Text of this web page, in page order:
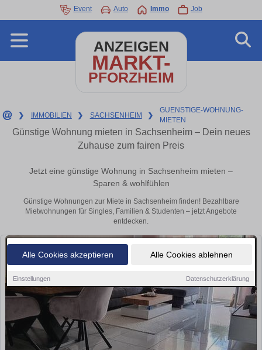
Alle Cookies akzeptieren Alle Cookies ablehnen
Einstellungen Datenschutzerklärung
Event Auto Immo Job
ANZEIGEN
MARKT-
PFORZHEIM
❯ IMMOBILIEN ❯ SACHSENHEIM ❯
GUENSTIGE-WOHNUNG-
MIETEN
Günstige Wohnung mieten in Sachsenheim – Dein neues
Zuhause zum fairen Preis
Jetzt eine günstige Wohnung in Sachsenheim mieten –
Sparen & wohlfühlen
Günstige Wohnungen zur Miete in Sachsenheim finden! Bezahlbare
Mietwohnungen für Singles, Familien & Studenten – jetzt Angebote
entdecken.